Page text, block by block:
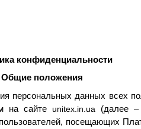
конфиденциальности
Общие положения
персональных данных всех
на сайте unitex.in.ua (далее
посещающих